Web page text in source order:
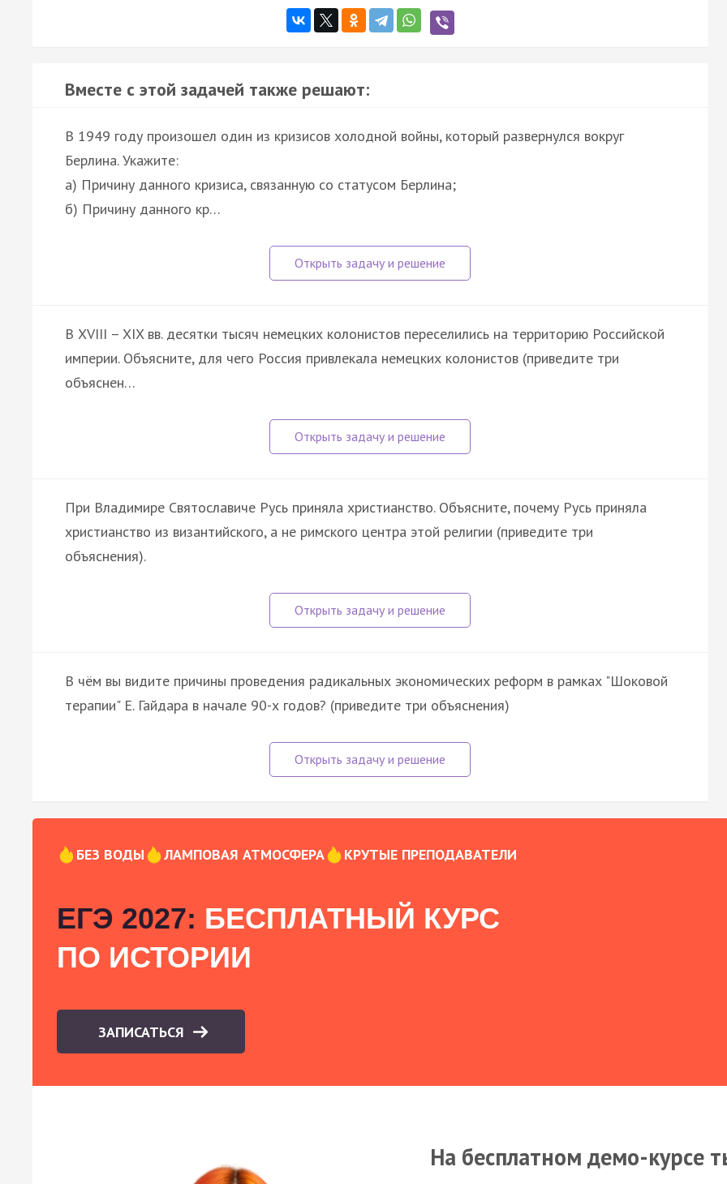
Вместе с этой задачей также решают:
В 1949 году произошел один из кризисов холодной войны, который развернулся вокруг
Берлина. Укажите:
а) Причину данного кризиса, связанную со статусом Берлина;
б) Причину данного кр…
В XVIII – XIX вв. десятки тысяч немецких колонистов переселились на территорию Российской
империи. Объясните, для чего Россия привлекала немецких колонистов (приведите три
объяснен…
При Владимире Святославиче Русь приняла христианство. Объясните, почему Русь приняла
христианство из византийского, а не римского центра этой религии (приведите три
объяснения).
В чём вы видите причины проведения радикальных экономических реформ в рамках "Шоковой
терапии" Е. Гайдара в начале 90-х годов? (приведите три объяснения)
БЕЗ ВОДЫ ЛАМПОВАЯ АТМОСФЕРА КРУТЫЕ ПРЕПОДАВАТЕЛИ
ЕГЭ 2027: БЕСПЛАТНЫЙ КУРС
ПО ИСТОРИИ
ЗАПИСАТЬСЯ
На бесплатном демо-курсе